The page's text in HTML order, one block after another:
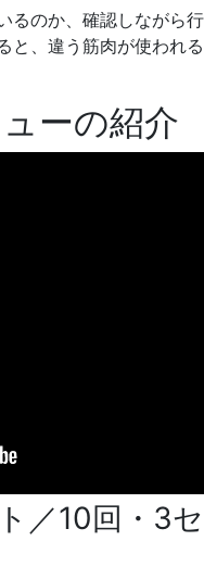
るのか、確認しながら行
と、違う筋肉が使われる
ーの紹介
／10回・3セ